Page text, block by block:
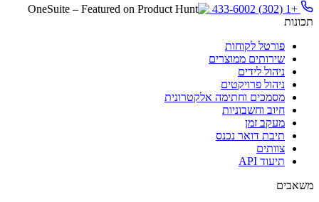
+1 (302) 433-6002
תכונות
פורטל לקוחות
שירותים ממוצרים
ניהול לידים
ניהול פרויקטים
מסמכים וחתימה אלקטרונית
חיוב וחשבוניות
מעקב זמן
תיבת דואר נכנס
צוותים
תיעוד API
משאבים